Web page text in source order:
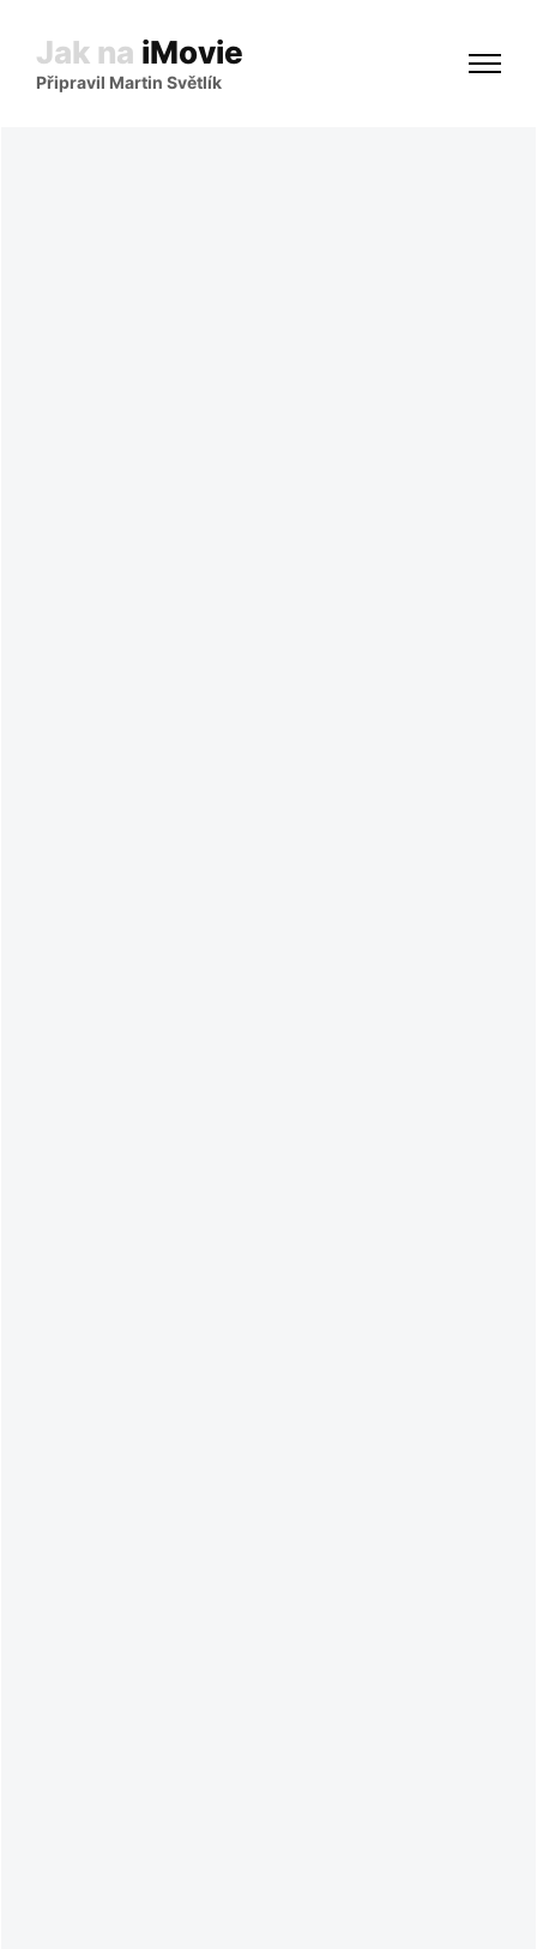
Jak na iMovie
Připravil Martin Světlík